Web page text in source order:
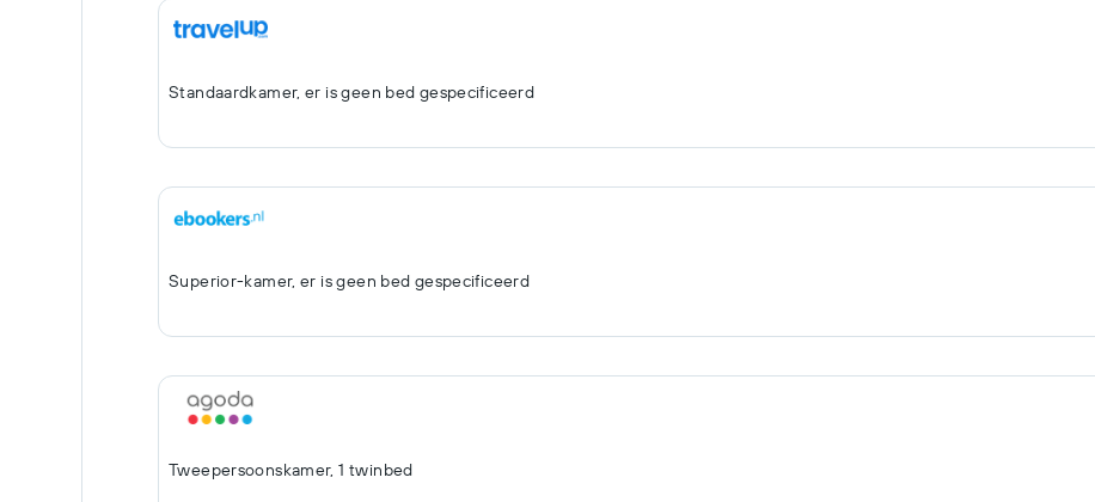
Standaardkamer, er is geen bed gespecificeerd
Superior-kamer, er is geen bed gespecificeerd
Tweepersoonskamer, 1 twinbed